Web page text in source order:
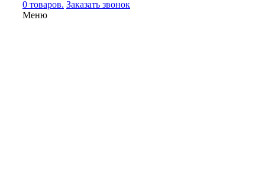
0 товаров. Заказать звонок
Меню